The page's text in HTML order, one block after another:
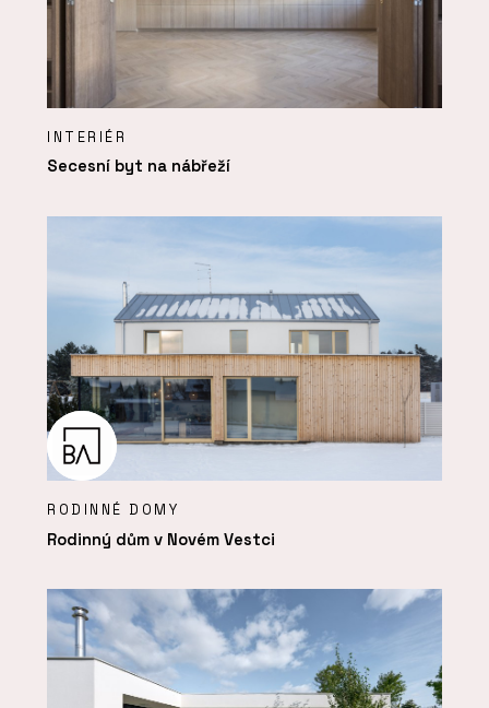
INTERIÉR
Secesní byt na nábřeží
RODINNÉ DOMY
Rodinný dům v Novém Vestci